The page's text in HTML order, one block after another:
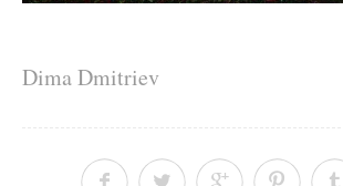
Dima Dmitriev